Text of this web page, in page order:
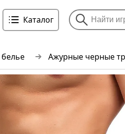
Ажурные черные
Каталог